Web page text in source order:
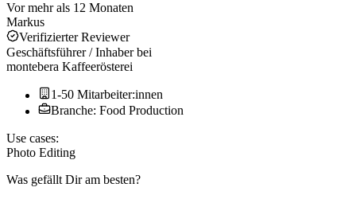
Vor mehr als 12 Monaten
Markus
Verifizierter Reviewer
Geschäftsführer / Inhaberbei
montebera Kaffeerösterei
1-50 Mitarbeiter:innen
Branche: Food Production
Use cases:
Photo Editing
Was gefällt Dir am besten?